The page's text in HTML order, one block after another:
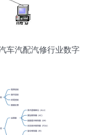
车汽配汽修行业数字